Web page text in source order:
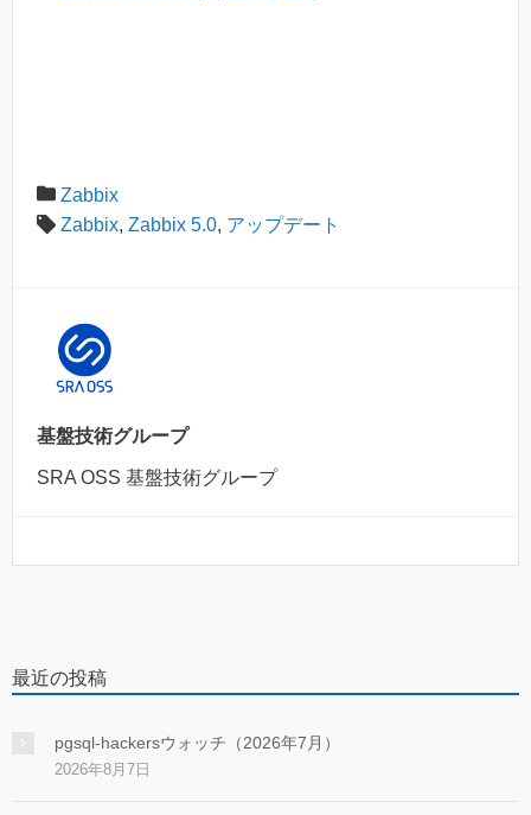
Zabbix
Zabbix, Zabbix 5.0, アップデート
基盤技術グループ
SRA OSS 基盤技術グループ
最近の投稿
pgsql-hackersウォッチ（2026年7月）
2026年8月7日